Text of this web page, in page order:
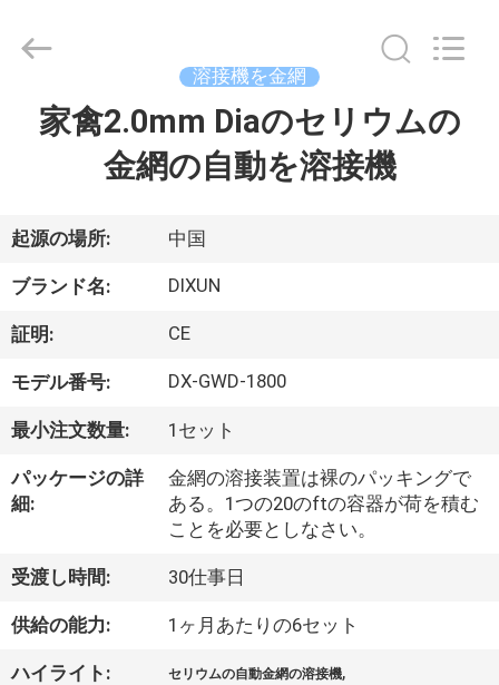
品
VR
ー
達
に
つ
Anping
Dixun
溶接機を金網
家禽2.0mm Diaのセリウムの
金網の自動を溶接機
起源の場所: 中国
ブランド名: DIXUN
証明: CE
モデル番号: DX-GWD-1800
最小注文数量: 1セット
パッケージの詳
細:
金網の溶接装置は裸のパッキングで
ある。1つの20のftの容器が荷を積む
ことを必要としなさい。
受渡し時間: 30仕事日
供給の能力: 1ヶ月あたりの6セット
ハイライト: セリウムの自動金網の溶接機,